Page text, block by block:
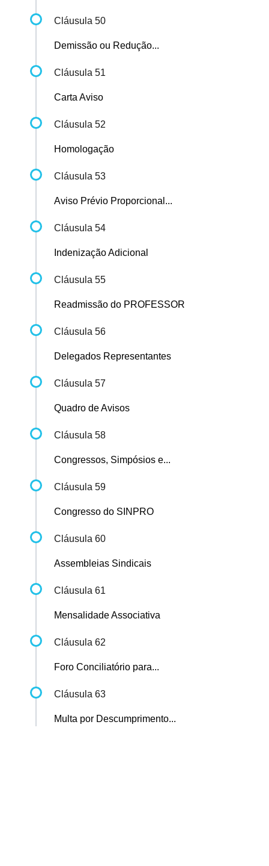
Cláusula 50
Demissão ou Redução...
Cláusula 51
Carta Aviso
Cláusula 52
Homologação
Cláusula 53
Aviso Prévio Proporcional...
Cláusula 54
Indenização Adicional
Cláusula 55
Readmissão do PROFESSOR
Cláusula 56
Delegados Representantes
Cláusula 57
Quadro de Avisos
Cláusula 58
Congressos, Simpósios e...
Cláusula 59
Congresso do SINPRO
Cláusula 60
Assembleias Sindicais
Cláusula 61
Mensalidade Associativa
Cláusula 62
Foro Conciliatório para...
Cláusula 63
Multa por Descumprimento...